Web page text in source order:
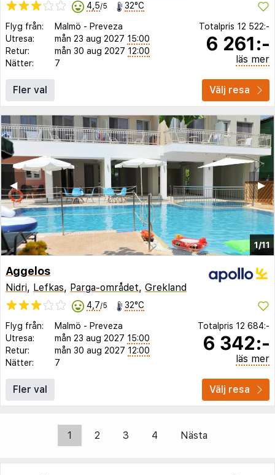
4,5/5 32°C
Flyg från: Malmö - Preveza
Utresa:
mån 23 aug 2027 15:00
Retur:
mån 30 aug 2027 12:00
Nätter:
7
Totalpris 12 522:-
6 261:-
läs mer
Fler val Välj resa
1/11
▶︎
◀︎
Aggelos
Nidri, Lefkas, Parga-området, Grekland
4,7/5 32°C
Flyg från: Malmö - Preveza
Utresa:
mån 23 aug 2027 15:00
Retur:
mån 30 aug 2027 12:00
Nätter:
7
Totalpris 12 684:-
6 342:-
läs mer
Fler val Välj resa
1 2 3 4 Nästa